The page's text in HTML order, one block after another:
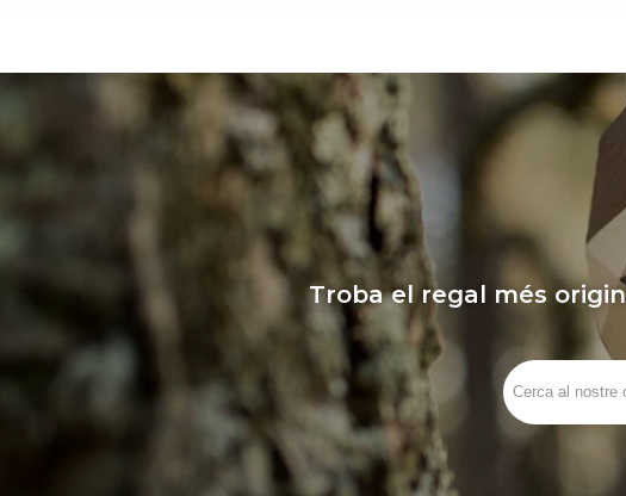
Troba el regal més